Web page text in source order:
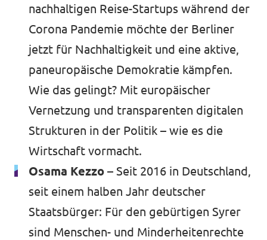
nachhaltigen Reise-Startups während der
Corona Pandemie möchte der Berliner
jetzt für Nachhaltigkeit und eine aktive,
paneuropäische Demokratie kämpfen.
Wie das gelingt? Mit europäischer
Vernetzung und transparenten digitalen
Strukturen in der Politik – wie es die
Wirtschaft vormacht.
Osama Kezzo – Seit 2016 in Deutschland,
seit einem halben Jahr deutscher
Staatsbürger: Für den gebürtigen Syrer
sind Menschen- und Minderheitenrechte